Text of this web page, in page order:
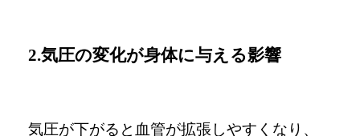
2.気圧の変化が身体に与える影響
気圧が下がると血管が拡張しやすくなり、